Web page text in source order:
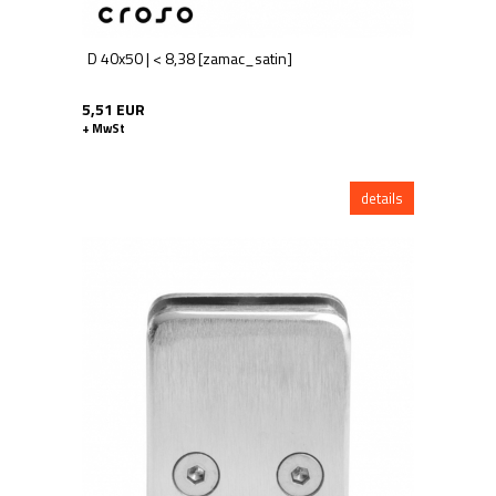
D 40x50 | < 8,38 [zamac_satin]
5,51 EUR
+ MwSt
details